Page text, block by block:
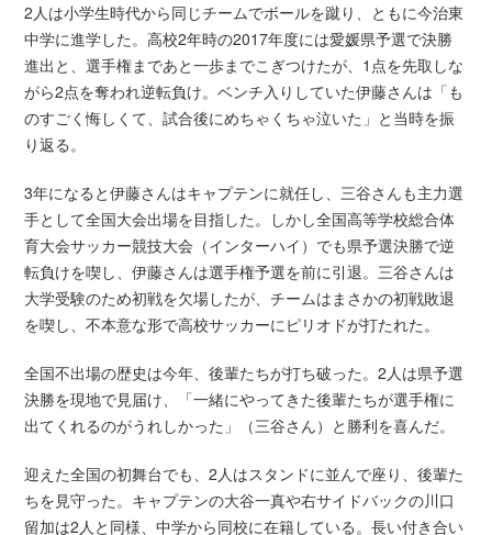
2人は小学生時代から同じチームでボールを蹴り、ともに今治東
中学に進学した。高校2年時の2017年度には愛媛県予選で決勝
進出と、選手権まであと一歩までこぎつけたが、1点を先取しな
がら2点を奪われ逆転負け。ベンチ入りしていた伊藤さんは「も
のすごく悔しくて、試合後にめちゃくちゃ泣いた」と当時を振
り返る。
3年になると伊藤さんはキャプテンに就任し、三谷さんも主力選
手として全国大会出場を目指した。しかし全国高等学校総合体
育大会サッカー競技大会（インターハイ）でも県予選決勝で逆
転負けを喫し、伊藤さんは選手権予選を前に引退。三谷さんは
大学受験のため初戦を欠場したが、チームはまさかの初戦敗退
を喫し、不本意な形で高校サッカーにピリオドが打たれた。
全国不出場の歴史は今年、後輩たちが打ち破った。2人は県予選
決勝を現地で見届け、「一緒にやってきた後輩たちが選手権に
出てくれるのがうれしかった」（三谷さん）と勝利を喜んだ。
迎えた全国の初舞台でも、2人はスタンドに並んで座り、後輩た
ちを見守った。キャプテンの大谷一真や右サイドバックの川口
留加は2人と同様、中学から同校に在籍している。長い付き合い